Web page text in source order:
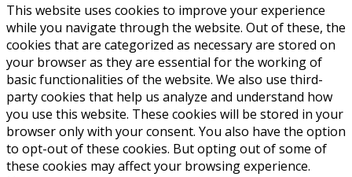
This website uses cookies to improve your experience
while you navigate through the website. Out of these, the
cookies that are categorized as necessary are stored on
your browser as they are essential for the working of
basic functionalities of the website. We also use third-
party cookies that help us analyze and understand how
you use this website. These cookies will be stored in your
browser only with your consent. You also have the option
to opt-out of these cookies. But opting out of some of
these cookies may affect your browsing experience.